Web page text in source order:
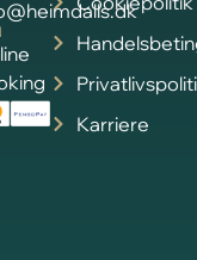
Karriere